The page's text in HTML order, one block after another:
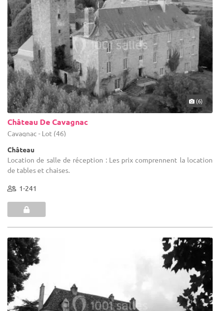
(6)
Château De Cavagnac
Cavagnac - Lot (46)
Château
Location de salle de réception : Les prix comprennent la location
de tables et chaises.
1-241